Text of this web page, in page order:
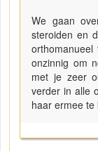
We gaan
steroiden en
onzinnig om
met je zeer
verder in alle
haar ermee te